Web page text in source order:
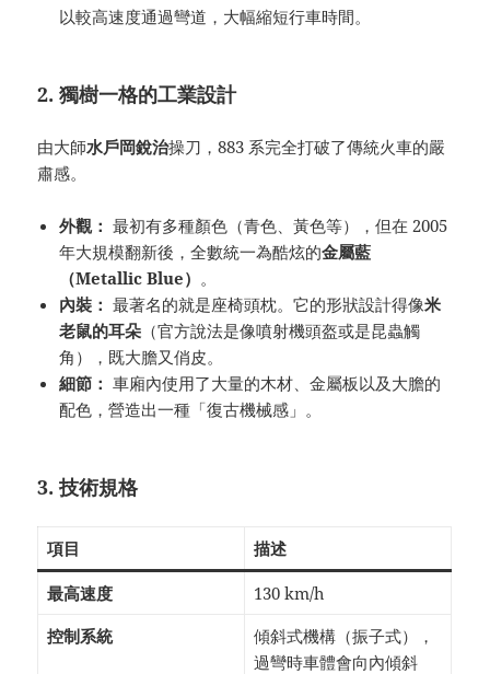
以較高速度通過彎道，大幅縮短行車時間。
2. 獨樹一格的工業設計
由大師水戶岡銳治操刀，883 系完全打破了傳統火車的嚴
肅感。
外觀： 最初有多種顏色（青色、黃色等），但在 2005
年大規模翻新後，全數統一為酷炫的金屬藍
（Metallic Blue） 。
內裝： 最著名的就是座椅頭枕。它的形狀設計得像米
老鼠的耳朵 （官方說法是像噴射機頭盔或是昆蟲觸
角），既大膽又俏皮。
細節： 車廂內使用了大量的木材、金屬板以及大膽的
配色，營造出一種「復古機械感」。
3. 技術規格
項目 描述
最高速度
130 km/h
控制系統
傾斜式機構（振子式），
過彎時車體會向內傾斜